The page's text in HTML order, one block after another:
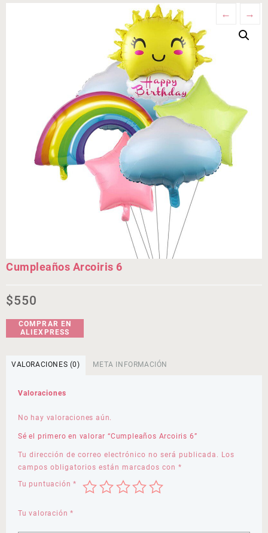
← →
Cumpleaños Arcoiris 6
$550
COMPRAR EN
ALIEXPRESS
VALORACIONES (0) META INFORMACIÓN
Valoraciones
No hay valoraciones aún.
Sé el primero en valorar “Cumpleaños Arcoiris 6”
Tu dirección de correo electrónico no será publicada. Los
campos obligatorios están marcados con *
Tu puntuación*
Tu valoración*